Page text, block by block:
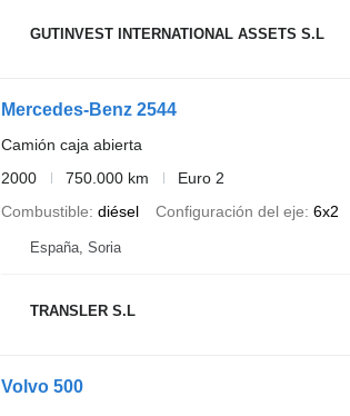
GUTINVEST INTERNATIONAL ASSETS S.L
Mercedes-Benz 2544
Camión caja abierta
2000
750.000 km
Euro 2
Combustible diésel Configuración del eje 6x2
España, Soria
TRANSLER S.L
Volvo 500